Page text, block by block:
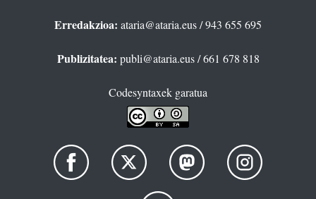
Erredakzioa: ataria@ataria.eus/ 943 655 695
Publizitatea: publi@ataria.eus/ 661 678 818
Codesyntaxek garatua